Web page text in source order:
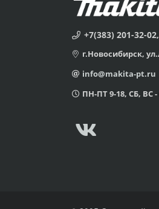
+7(383) 201-32-
г.Новосибирск,
info@makita-pt.ru
ПН-ПТ 9-18, СБ, ВС